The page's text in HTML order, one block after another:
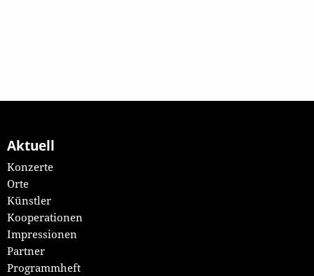
Aktuell
Konzerte
Orte
Künstler
Kooperationen
Impressionen
Partner
Programmheft